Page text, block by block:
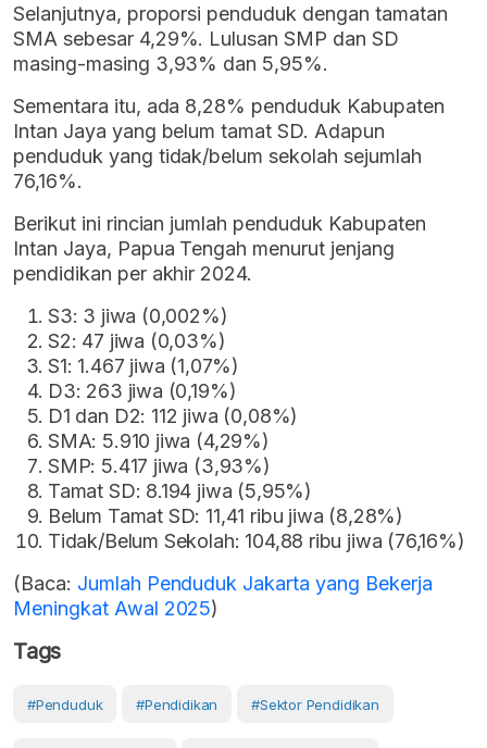
Selanjutnya, proporsi penduduk dengan tamatan
SMA sebesar 4,29%. Lulusan SMP dan SD
masing-masing 3,93% dan 5,95%.
Sementara itu, ada 8,28% penduduk Kabupaten
Intan Jaya yang belum tamat SD. Adapun
penduduk yang tidak/belum sekolah sejumlah
76,16%.
Berikut ini rincian jumlah penduduk Kabupaten
Intan Jaya, Papua Tengah menurut jenjang
pendidikan per akhir 2024.
S3: 3 jiwa (0,002%)
S2: 47 jiwa (0,03%)
S1: 1.467 jiwa (1,07%)
D3: 263 jiwa (0,19%)
D1 dan D2: 112 jiwa (0,08%)
SMA: 5.910 jiwa (4,29%)
SMP: 5.417 jiwa (3,93%)
Tamat SD: 8.194 jiwa (5,95%)
Belum Tamat SD: 11,41 ribu jiwa (8,28%)
Tidak/Belum Sekolah: 104,88 ribu jiwa (76,16%)
(Baca: Jumlah Penduduk Jakarta yang Bekerja
Meningkat Awal 2025)
Tags
#Penduduk #Pendidikan #Sektor Pendidikan